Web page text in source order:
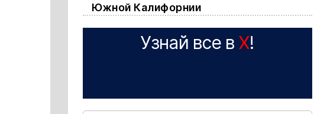
Южной Калифорнии
Узнай все в X!